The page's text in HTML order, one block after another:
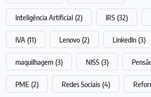
Inteligência Artificial (2) IRS (32)
IVA (11) Lenovo (2) LinkedIn (3)
maquilhagem (3) NISS (3)
PME (2) Redes Sociais (4)